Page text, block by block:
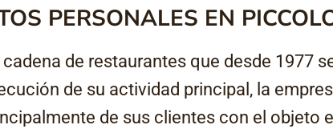
PERSONALES EN
cadena de restaurantes que desde 1977
de su actividad principal, la
de sus clientes con el objeto